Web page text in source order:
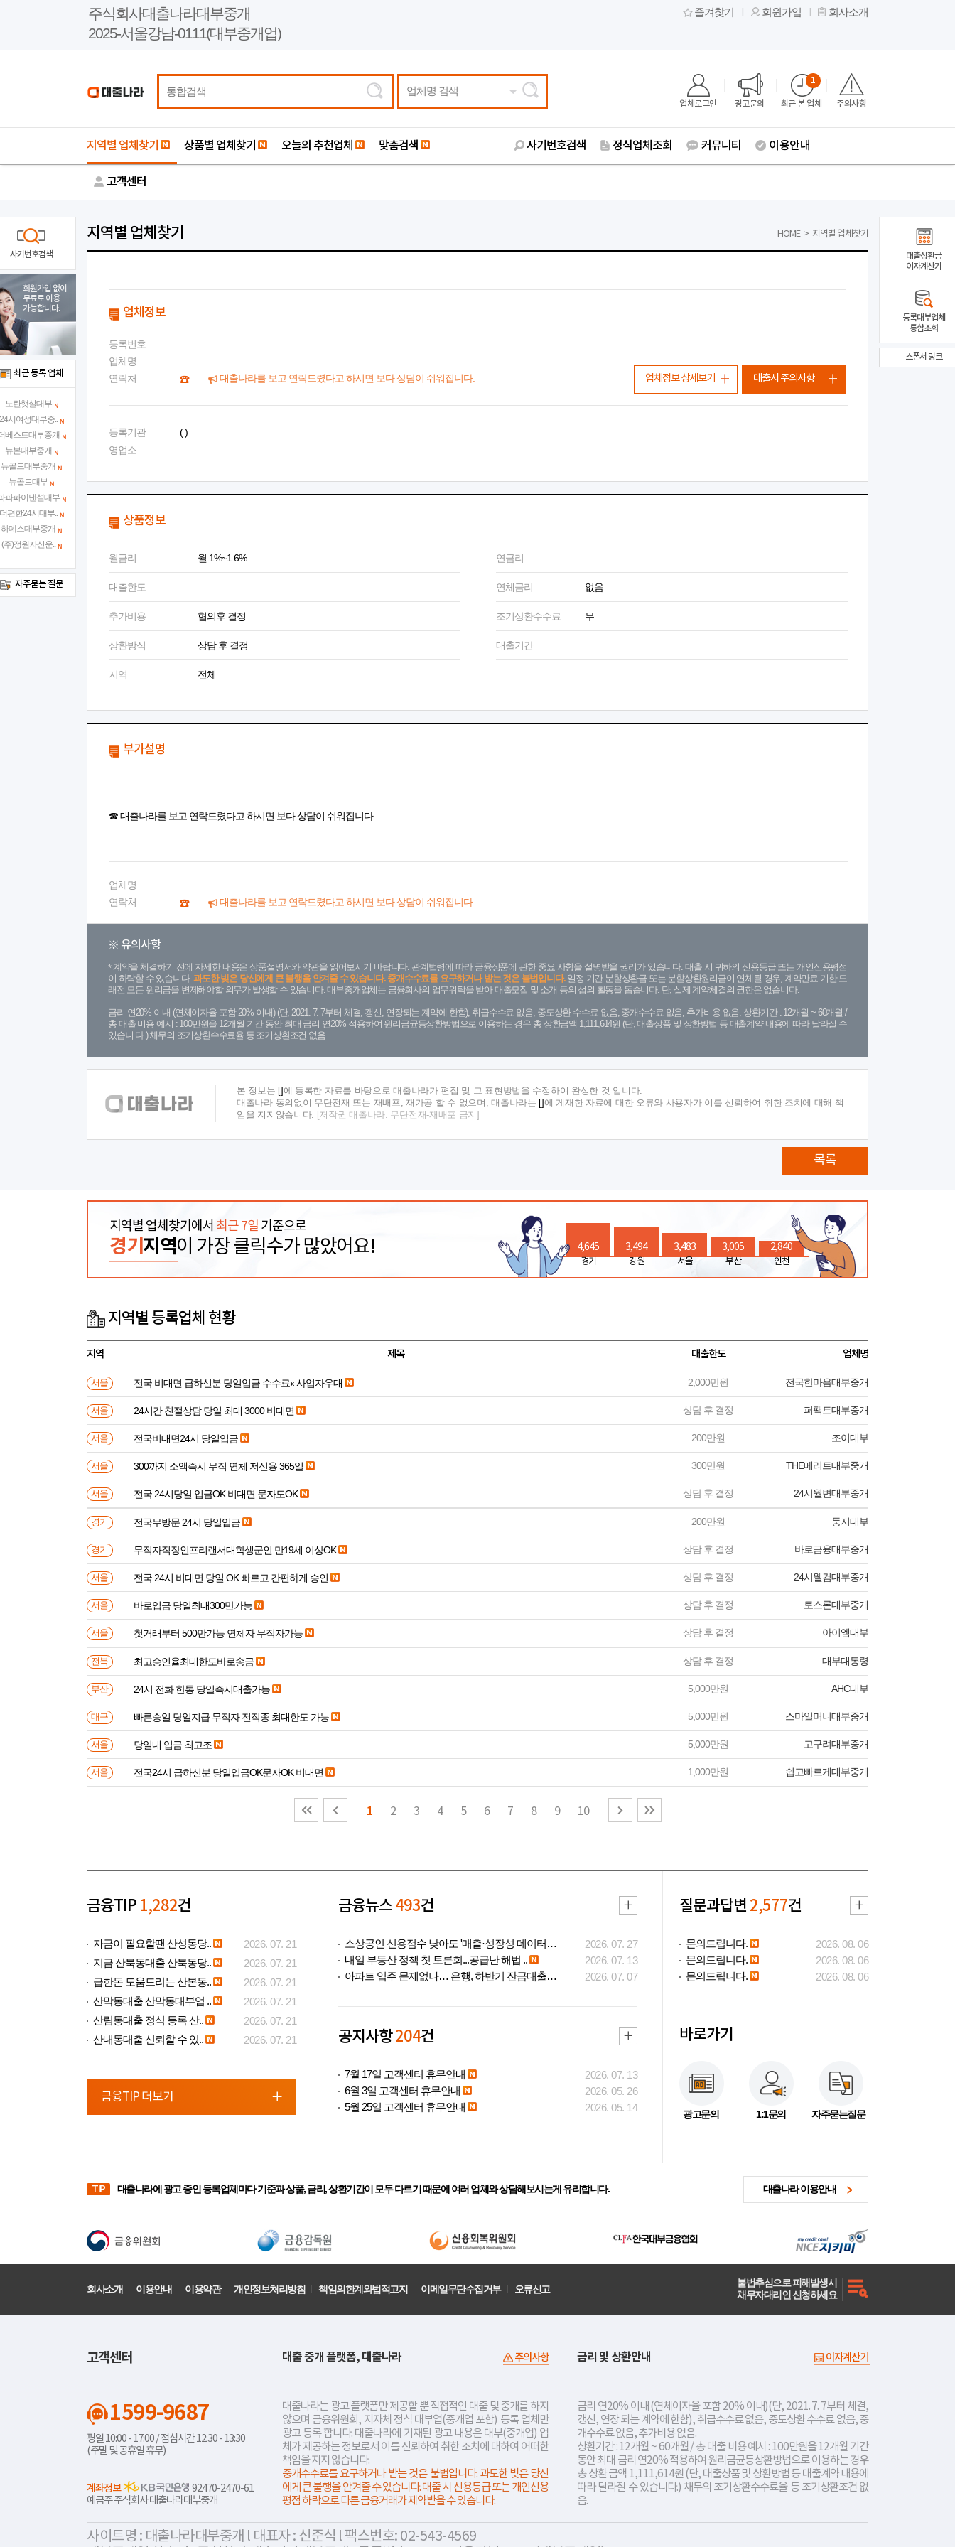
주식회사대출나라대부중개
2025-서울강남-0111(대부중개업)
즐겨찾기 회원가입 회사소개
업체명 검색
업체로그인 광고문의 최근 본 업체
1
주의사항
지역별 업체찾기 상품별 업체찾기 오늘의 추천업체 맞춤검색 사기번호검색 정식업체조회 커뮤니티 이용안내
고객센터
지역별 업체찾기 HOME > 지역별 업체찾기
업체정보
등록번호
업체명
연락처
대출나라를 보고 연락드렸다고 하시면 보다 상담이 쉬워집니다.
등록기관
( )
영업소
업체정보 상세보기 대출시 주의사항
상품정보
월금리 월 1%~1.6% 연금리
대출한도 연체금리 없음
추가비용 협의후 결정 조기상환수수료 무
상환방식 상담 후 결정 대출기간
지역 전체
부가설명
☎ 대출나라를 보고 연락드렸다고 하시면 보다 상담이 쉬워집니다.
업체명
연락처
대출나라를 보고 연락드렸다고 하시면 보다 상담이 쉬워집니다.
※ 유의사항
계약을 체결하기 전에 자세한 내용은 상품설명서와 약관을 읽어보시기 바랍니다. 관계법령에 따라 금융상품에 관한 중요 사항을 설명받을 권리가 있습니다. 대출 시 귀하의 신용등급 또는 개인신용평점
이 하락할 수 있습니다.과도한 빚은 당신에게 큰 불행을 안겨줄 수 있습니다. 중개수수료를 요구하거나 받는 것은 불법입니다.일정 기간 분할상환금 또는 분할상환원리금이 연체될 경우, 계약만료 기한 도
래전 모든 원리금을 변제해야할 의무가 발생할 수 있습니다. 대부중개업체는 금융회사의 업무위탁을 받아 대출모집 및 소개 등의 섭외 활동을 돕습니다. 단, 실제 계약체결의 권한은 없습니다.
금리 연20% 이내 (연체이자율 포함 20% 이내) (단, 2021. 7. 7부터 체결, 갱신, 연장되는 계약에 한함), 취급수수료 없음, 중도상환 수수료 없음, 중개수수료 없음, 추가비용 없음. 상환기간 : 12개월 ~ 60개월 /
총 대출 비용 예시 : 100만원을 12개월 기간 동안 최대 금리 연20% 적용하여 원리금균등상환방법으로 이용하는 경우 총 상환금액 1,111,614원 (단, 대출상품 및 상환방법 등 대출계약 내용에 따라 달라질 수
있습니 다.) 채무의 조기상환수수료율 등 조기상환조건 없음.
본 정보는
에 등록한 자료를 바탕으로 대출나라가 편집 및 그 표현방법을 수정하여 완성한 것 입니다.
대출나라 동의없이 무단전재 또는 재배포, 재가공 할 수 없으며, 대출나라는
에 게재한 자료에 대한 오류와 사용자가 이를 신뢰하여 취한 조치에 대해 책
임을 지지않습니다.
[저작권 대출나라. 무단전재-재배포 금지]
목록
지역별 업체찾기에서 최근 7일 기준으로
경기 지역이 가장 클릭수가 많았어요! 4,645
경기
3,494
강원
3,483
서울
3,005
부산
2,840
인천
지역별 등록업체 현황
지역 제목 대출한도 업체명
서울 전국 비대면 급하신분 당일입금 수수료x 사업자우대 2,000만원 전국한마음대부중개
서울 24시간 친절상담 당일 최대 3000 비대면 상담 후 결정 퍼팩트대부중개
서울 전국비대면24시 당일입금 200만원 조이대부
서울 300까지 소액즉시 무직 연체 저신용 365일 300만원 THE메리트대부중개
서울 전국 24시당일 입금OK 비대면 문자도OK 상담 후 결정 24시월변대부중개
경기 전국무방문 24시 당일입금 200만원 둥지대부
경기 무직자직장인프리랜서대학생군인 만19세 이상OK 상담 후 결정 바로금융대부중개
서울 전국 24시 비대면 당일 OK 빠르고 간편하게 승인 상담 후 결정 24시웰컴대부중개
서울 바로입금 당일최대300만가능 상담 후 결정 토스론대부중개
서울 첫거래부터 500만가능 연체자 무직자가능 상담 후 결정 아이엠대부
전북 최고승인율최대한도바로송금 상담 후 결정 대부대통령
부산 24시 전화 한통 당일즉시대출가능 5,000만원 AHC대부
대구 빠른승일 당일지급 무직자 전직종 최대한도 가능 5,000만원 스마일머니대부중개
서울 당일내 입금 최고조 5,000만원 고구려대부중개
서울 전국24시 급하신분 당일입금OK문자OK 비대면 1,000만원 쉽고빠르게대부중개
1 2 3 4 5 6 7 8 9 10
사기번호검색
회원가입 없이
무료로 이용
가능합니다.
최근 등록 업체
노란햇살대부
시여성대부중..
베스트대부중개
뉴본대부중개
뉴골드대부중개
뉴골드대부
파파이낸셜대부
편한24시대부..
하데스대부중개
(주)정원자산운..
자주묻는 질문
대출상환금
이자계산기
등록대부업체
통합조회
스폰서 링크
금융TIP 1,282건
자금이 필요할땐 산성동당..
2026. 07. 21
지금 산북동대출 산북동당..
2026. 07. 21
급한돈 도움드리는 산본동..
2026. 07. 21
산막동대출 산막동대부업 ..
2026. 07. 21
산림동대출 정식 등록 산..
2026. 07. 21
산내동대출 신뢰할 수 있..
2026. 07. 21
금융TIP 더보기
금융뉴스493건
소상공인 신용점수 낮아도 '매출·성장성 데이터..
2026. 07. 27
내일 부동산 정책 첫 토론회...공급난 해법 ..
2026. 07. 13
아파트 입주 문제없나… 은행, 하반기 잔금대출..
2026. 07. 07
공지사항204건
7월 17일 고객센터 휴무안내
2026. 07. 13
6월 3일 고객센터 휴무안내
2026. 05. 26
5월 25일 고객센터 휴무안내
2026. 05. 14
질문과답변 2,577건
문의드립니다.
2026. 08. 06
문의드립니다.
2026. 08. 06
문의드립니다.
2026. 08. 06
바로가기
광고문의 1:1문의 자주묻는질문
TIP 대출나라에 광고 중인 등록업체마다 기준과 상품, 금리, 상환기간이 모두 다르기 때문에 여러 업체와 상담해보시는게 유리합니다. 대출나라 이용안내
회사소개 이용안내 이용약관 개인정보처리방침 책임의한계와법적고지 이메일무단수집거부 오류신고
불법추심으로 피해발생시
채무자대리인 신청하세요
고객센터
1599-9687
평일 10:00 - 17:00 / 점심시간 12:30 - 13:30
(주말 및 공휴일 휴무)
계좌정보
92470-2470-61
예금주 주식회사 대출나라대부중개
대출 중개 플랫폼, 대출나라 주의사항
대출나라는 광고 플랫폼만 제공할 뿐 직접적인 대출 및 중개를 하지
않으며 금융위원회, 지자체 정식 대부업(중개업 포함) 등록 업체만
광고 등록 합니다. 대출나라에 기재된 광고 내용은 대부(중개업) 업
체가 제공하는 정보로서 이를 신뢰하여 취한 조치에 대하여 어떠한
책임을 지지 않습니다.
중개수수료를 요구하거나 받는 것은 불법입니다. 과도한 빚은 당신
에게 큰 불행을 안겨줄 수 있습니다. 대출 시 신용등급 또는 개인신용
평점 하락으로 다른 금융거래가 제약받을 수 있습니다.
금리 및 상환안내 이자계산기
금리 연20% 이내 (연체이자율 포함 20% 이내)(단, 2021. 7. 7부터 체결,
갱신, 연장 되는 계약에 한함), 취급수수료 없음, 중도상환 수수료 없음, 중
개수수료 없음, 추가비용 없음.
상환기간 : 12개월 ~ 60개월 / 총 대출 비용 예시 : 100만원을 12개월 기간
동안 최대 금리 연20% 적용하여 원리금균등상환방법으로 이용하는 경우
총 상환 금액 1,111,614원 (단, 대출상품 및 상환방법 등 대출계약 내용에
따라 달라질 수 있습니다.) 채무의 조기상환수수료율 등 조기상환조건 없
음.
사이트명 : 대출나라대부중개 l 대표자 : 신준식 l 팩스번호: 02-543-4569